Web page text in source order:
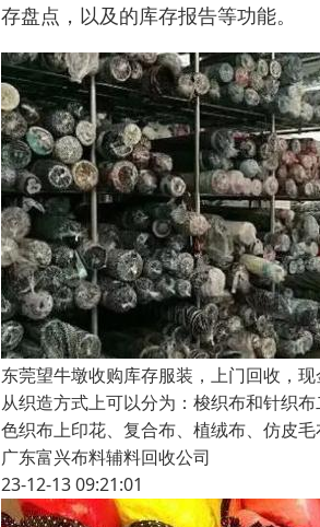
存盘点，以及的库存报告等功能。
东莞望牛墩收购库存服装，上门回收，现
从织造方式上可以分为：梭织布和针织
色织布上印花、复合布、植绒布、仿皮
广东富兴布料辅料回收公司
23-12-13 09:21:01